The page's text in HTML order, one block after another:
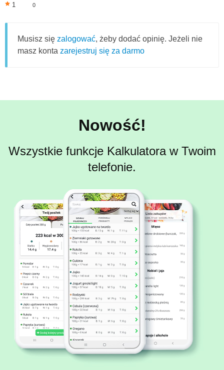
1 0
Musisz się zalogować, żeby dodać opinię. Jeżeli nie
masz konta zarejestruj się za darmo
Nowość!
Wszystkie funkcje Kalkulatora w Twoim
telefonie.